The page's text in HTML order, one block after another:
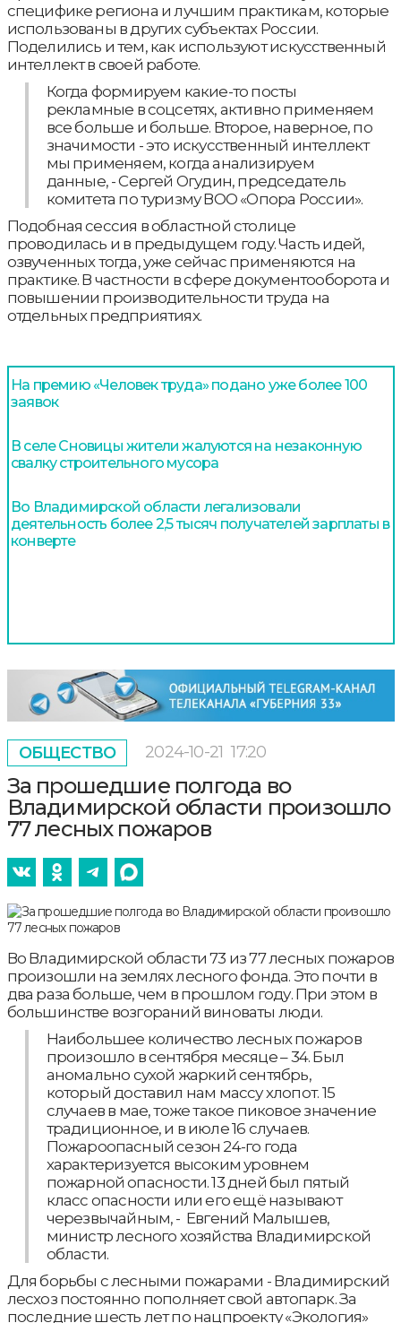
специфике региона и лучшим практикам, которые
использованы в других субъектах России.
Поделились и тем, как используют искусственный
интеллект в своей работе.
Когда формируем какие-то посты
рекламные в соцсетях, активно применяем
все больше и больше. Второе, наверное, по
значимости - это искусственный интеллект
мы применяем, когда анализируем
данные, - Сергей Огудин, председатель
комитета по туризму ВОО «Опора России».
Подобная сессия в областной столице
проводилась и в предыдущем году. Часть идей,
озвученных тогда, уже сейчас применяются на
практике. В частности в сфере документооборота и
повышении производительности труда на
отдельных предприятиях.
На премию «Человек труда» подано уже более 100
заявок
В селе Сновицы жители жалуются на незаконную
свалку строительного мусора
Во Владимирской области легализовали
деятельность более 2,5 тысяч получателей зарплаты в
конверте
ОБЩЕСТВО 2024-10-21 17:20
За прошедшие полгода во
Владимирской области произошло
77 лесных пожаров
Во Владимирской области 73 из 77 лесных пожаров
произошли на землях лесного фонда. Это почти в
два раза больше, чем в прошлом году. При этом в
большинстве возгораний виноваты люди.
Наибольшее количество лесных пожаров
произошло в сентября месяце – 34. Был
аномально сухой жаркий сентябрь,
который доставил нам массу хлопот. 15
случаев в мае, тоже такое пиковое значение
традиционное, и в июле 16 случаев.
Пожароопасный сезон 24-го года
характеризуется высоким уровнем
пожарной опасности. 13 дней был пятый
класс опасности или его ещё называют
черезвычайным, - Евгений Малышев,
министр лесного хозяйства Владимирской
области.
Для борьбы с лесными пожарами - Владимирский
лесхоз постоянно пополняет свой автопарк. За
последние шесть лет по нацпроекту «Экология»